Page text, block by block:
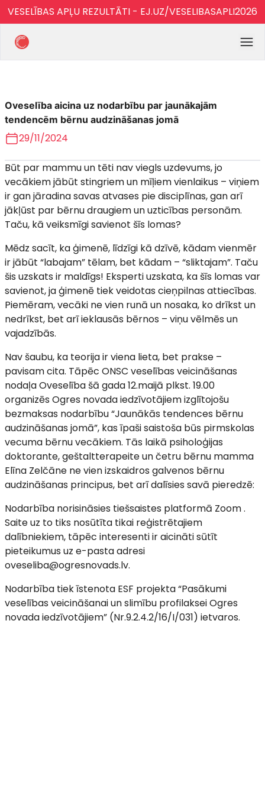
VESELĪBAS APĻU REZULTĀTI - EJ.UZ/VESELIBASAPLI2026
Oveselība aicina uz nodarbību par jaunākajām
tendencēm bērnu audzināšanas jomā
29/11/2024
Būt par mammu un tēti nav viegls uzdevums, jo
vecākiem jābūt stingriem un mīļiem vienlaikus – viņiem
ir gan jāradina savas atvases pie disciplīnas, gan arī
jākļūst par bērnu draugiem un uzticības personām.
Taču, kā veiksmīgi savienot šīs lomas?
Mēdz sacīt, ka ģimenē, līdzīgi kā dzīvē, kādam vienmēr
ir jābūt “labajam” tēlam, bet kādam – “sliktajam”. Taču
šis uzskats ir maldīgs! Eksperti uzskata, ka šīs lomas var
savienot, ja ģimenē tiek veidotas cieņpilnas attiecības.
Piemēram, vecāki ne vien runā un nosaka, ko drīkst un
nedrīkst, bet arī ieklausās bērnos – viņu vēlmēs un
vajadzībās.
Nav šaubu, ka teorija ir viena lieta, bet prakse –
pavisam cita. Tāpēc ONSC veselības veicināšanas
nodaļa Oveselība šā gada 12.maijā plkst. 19.00
organizēs Ogres novada iedzīvotājiem izglītojošu
bezmaksas nodarbību “Jaunākās tendences bērnu
audzināšanas jomā”, kas īpaši saistoša būs pirmskolas
vecuma bērnu vecākiem. Tās laikā psiholoģijas
doktorante, geštaltterapeite un četru bērnu mamma
Elīna Zelčāne ne vien izskaidros galvenos bērnu
audzināšanas principus, bet arī dalīsies savā pieredzē:
Nodarbība norisināsies tiešsaistes platformā Zoom .
Saite uz to tiks nosūtīta tikai reģistrētajiem
dalībniekiem, tāpēc interesenti ir aicināti sūtīt
pieteikumus uz e-pasta adresi
oveseliba@ogresnovads.lv.
Nodarbība tiek īstenota ESF projekta “Pasākumi
veselības veicināšanai un slimību profilaksei Ogres
novada iedzīvotājiem” (Nr.9.2.4.2/16/I/031) ietvaros.